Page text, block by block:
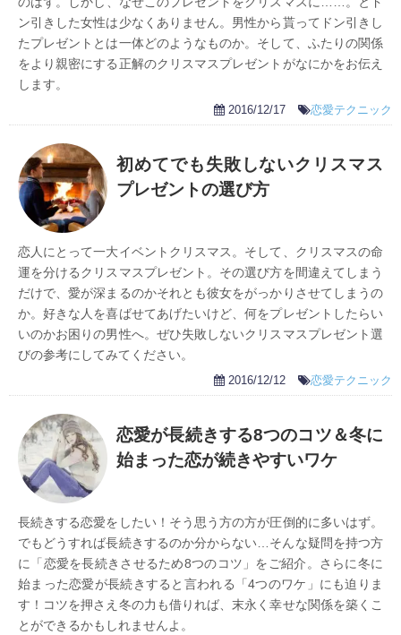
ン引きした女性は少なくありません。男性から貰ってドン引きし
たプレゼントとは一体どのようなものか。そして、ふたりの関係
をより親密にする正解のクリスマスプレゼントがなにかをお伝え
します。
2016/12/17 恋愛テクニック
初めてでも失敗しないクリスマス
プレゼントの選び方
恋人にとって一大イベントクリスマス。そして、クリスマスの命
運を分けるクリスマスプレゼント。その選び方を間違えてしまう
だけで、愛が深まるのかそれとも彼女をがっかりさせてしまうの
か。好きな人を喜ばせてあげたいけど、何をプレゼントしたらい
いのかお困りの男性へ。ぜひ失敗しないクリスマスプレゼント選
びの参考にしてみてください。
2016/12/12 恋愛テクニック
恋愛が長続きする8つのコツ＆冬に
始まった恋が続きやすいワケ
長続きする恋愛をしたい！そう思う方の方が圧倒的に多いはず。
でもどうすれば長続きするのか分からない…そんな疑問を持つ方
に「恋愛を長続きさせるため8つのコツ」をご紹介。さらに冬に
始まった恋愛が長続きすると言われる「4つのワケ」にも迫りま
す！コツを押さえ冬の力も借りれば、末永く幸せな関係を築くこ
とができるかもしれませんよ。